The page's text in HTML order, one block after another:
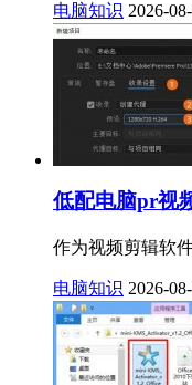
电脑知识 2026-
低配电脑pr视
作为视频剪辑软
电脑知识 2026-